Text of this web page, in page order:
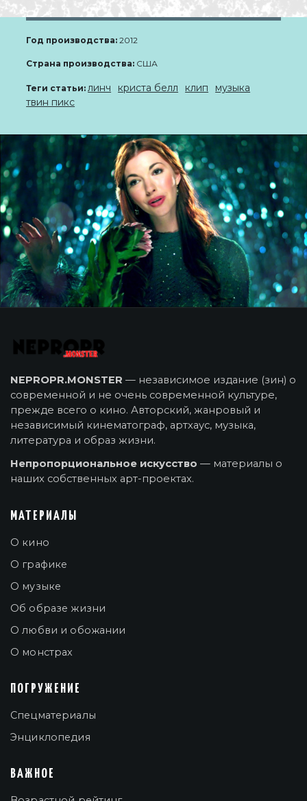
Год производства: 2012
Страна производства: США
Теги статьи: линч криста белл клип
музыка
твин пикс
NEPROPR.MONSTER — независимое издание (зин) о
современной и не очень современной культуре,
прежде всего о кино. Авторский, жанровый и
независимый кинематограф, артхаус, музыка,
литература и образ жизни.
Непропорциональное искусство — материалы о
наших собственных арт-проектах.
МАТЕРИАЛЫ
О кино
О графике
О музыке
Об образе жизни
О любви и обожании
О монстрах
ПОГРУЖЕНИЕ
Спецматериалы
Энциклопедия
ВАЖНОЕ